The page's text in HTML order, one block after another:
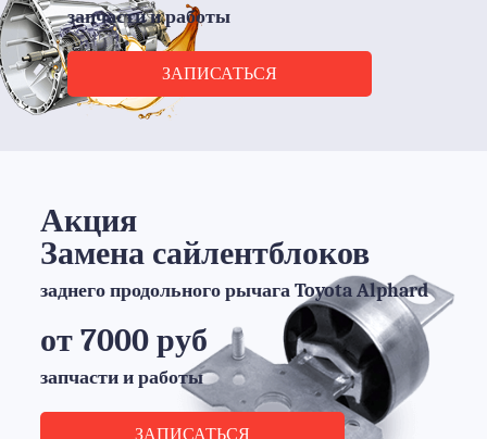
запчасти и работы
ЗАПИСАТЬСЯ
Акция
Замена сайлентблоков
заднего продольного рычага Toyota Alphard
от 7000 руб
запчасти и работы
ЗАПИСАТЬСЯ